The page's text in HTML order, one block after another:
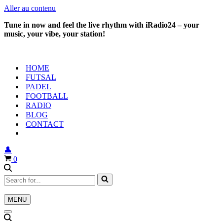
Aller au contenu
Tune in now and feel the live rhythm with iRadio24 – your
music, your vibe, your station!
HOME
FUTSAL
PADEL
FOOTBALL
RADIO
BLOG
CONTACT
👤
Panier
0
Rechercher...
MENU
Menu
Menu